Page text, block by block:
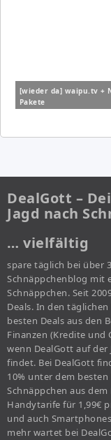
[wieder da] waipu.tv +
Pakete
DealGott –
Jagd nach
… vielfältig
spare täglich bei über
Schnäppchenblog mit
Schnäppchen. Seit
Deals. In den
besten Deals aus den
Finanzen (Kredite und
wenn DealGott auf
findet. Bei DealGott
10% unter dem
Schnäppchen aus
Handytarife für 1,99€
und auch
mehr wartet bei